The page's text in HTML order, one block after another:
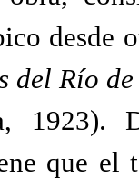
desde
del Río
1923).
que el